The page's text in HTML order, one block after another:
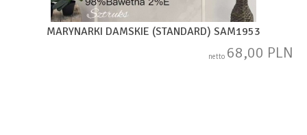
MARYNARKI DAMSKIE (STANDARD) SAM1953
netto 68,00 PLN